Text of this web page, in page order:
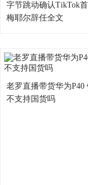
字节跳动确认TikTok
梅耶尔辞任全文
老罗直播带货华为P40
不支持国货吗